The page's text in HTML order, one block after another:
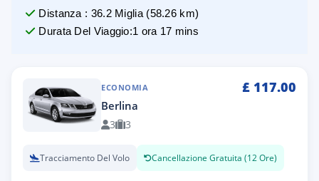
Distanza : 36.2 Miglia(58.26 km)
Durata Del Viaggio:1 ora 17 mins
ECONOMIA £ 117.00
Berlina
3 3
Tracciamento Del Volo Cancellazione Gratuita (12 Ore)